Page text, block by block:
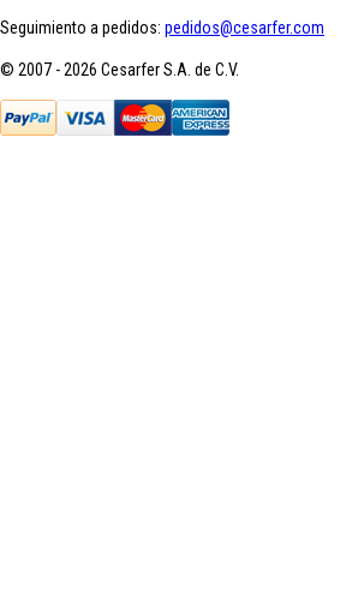
Seguimiento a pedidos: pedidos@cesarfer.com
© 2007 - 2026 Cesarfer S.A. de C.V.